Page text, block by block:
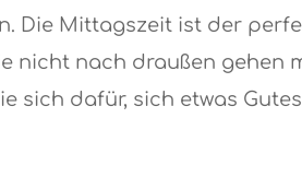
Die Mittagszeit ist der
nicht nach draußen gehen
sich dafür, sich etwas